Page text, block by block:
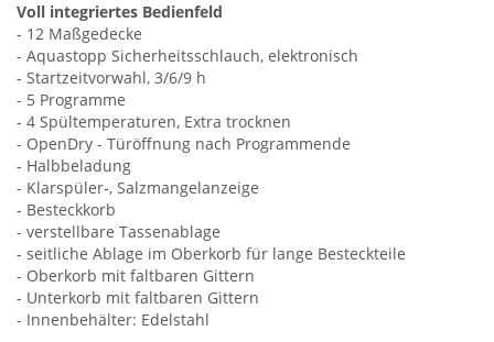
Voll integriertes Bedienfeld
- 12 Maßgedecke
- Aquastopp Sicherheitsschlauch, elektronisch
- Startzeitvorwahl, 3/6/9 h
- 5 Programme
- 4 Spültemperaturen, Extra trocknen
- OpenDry - Türöffnung nach Programmende
- Halbbeladung
- Klarspüler-, Salzmangelanzeige
- Besteckkorb
- verstellbare Tassenablage
- seitliche Ablage im Oberkorb für lange Besteckteile
- Oberkorb mit faltbaren Gittern
- Unterkorb mit faltbaren Gittern
- Innenbehälter: Edelstahl